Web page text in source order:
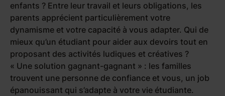
enfants ? Entre leur travail et leurs obligations, les
parents apprécient particulièrement votre
dynamisme et votre capacité à vous adapter. Qui de
mieux qu’un étudiant pour aider aux devoirs tout en
proposant des activités ludiques et créatives ?
« Une solution gagnant-gagnant » : les familles
trouvent une personne de confiance et vous, un job
épanouissant qui s’adapte à votre vie étudiante.